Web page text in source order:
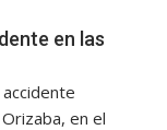
en las
en el